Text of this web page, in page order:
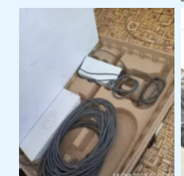
Perangkat Starlink
Siap Pakai Untuk
Operasional